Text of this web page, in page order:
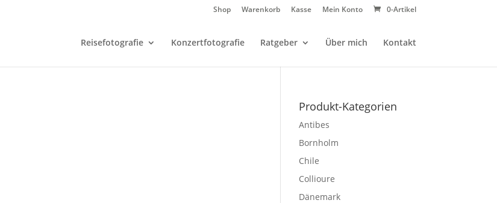
Shop Warenkorb Kasse Mein Konto 0-Artikel
Reisefotografie Konzertfotografie Ratgeber Über mich Kontakt
Produkt-Kategorien
Antibes
Bornholm
Chile
Collioure
Dänemark